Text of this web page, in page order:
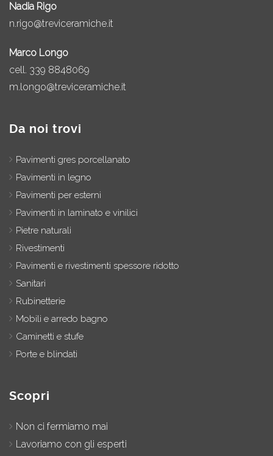
Nadia Rigo
n.rigo@treviceramiche.it
Marco Longo
cell. 339 8848069
m.longo@treviceramiche.it
Da noi trovi
Pavimenti gres porcellanato
Pavimenti in legno
Pavimenti per esterni
Pavimenti in laminato e vinilici
Pietre naturali
Rivestimenti
Pavimenti e rivestimenti spessore ridotto
Sanitari
Rubinetterie
Mobili e arredo bagno
Caminetti e stufe
Porte e blindati
Scopri
Non ci fermiamo mai
Lavoriamo con gli esperti